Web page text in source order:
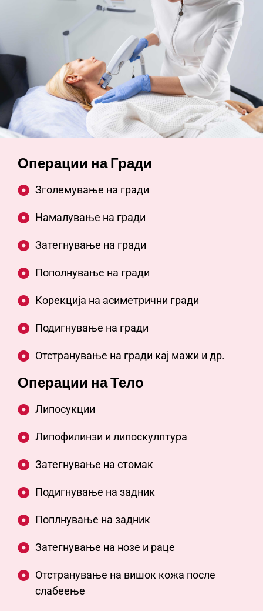
Операции на Гради
Зголемување на гради
Нaмалување на гради
Затегнување на гради
Пополнување на гради
Корекција на асиметрични гради
Подигнување на гради
Отстранување на гради кај мажи и др.
Операции на Тело
Липосукции
Липофилинзи и липоскулптура
Затегнување на стомак
Подигнување на задник
Поплнување на задник
Затегнување на нозе и раце
Отстранување на вишок кожа после
слабеење